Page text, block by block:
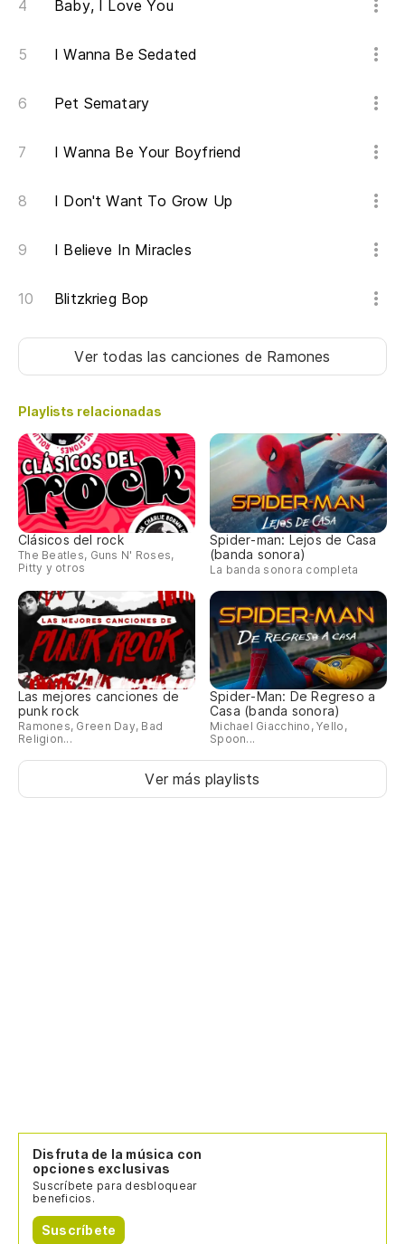
Baby, I Love You
I Wanna Be Sedated
Pet Sematary
I Wanna Be Your Boyfriend
I Don't Want To Grow Up
I Believe In Miracles
Blitzkrieg Bop
Ver todas las canciones de Ramones
Playlists relacionadas
Clásicos del rock
The Beatles, Guns N' Roses,
Pitty y otros
Spider-man: Lejos de Casa
(banda sonora)
La banda sonora completa
Las mejores canciones de
punk rock
Ramones, Green Day, Bad
Religion...
Spider-Man: De Regreso a
Casa (banda sonora)
Michael Giacchino, Yello,
Spoon...
Ver más playlists
Disfruta de la música con
opciones exclusivas
Suscríbete para desbloquear
beneficios.
Suscríbete